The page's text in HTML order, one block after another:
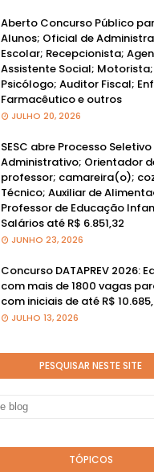
Aberto Concurso Público
Alunos; Oficial de
Escolar; Recepcionista;
Assistente Social;
Psicólogo; Auditor Fiscal;
Farmacêutico e outros
JULHO 20, 2026
SESC abre Processo
Administrativo; Orientador
professor; camareira(o);
Técnico; Auxiliar de
Professor de Educação
Salários até R$ 6.851,32
JUNHO 23, 2026
Concurso DATAPREV 2026:
com mais de 1800 vagas
com iniciais de até R$
JULHO 13, 2026
PESQUISAR NESTE SITE
TÓPICOS